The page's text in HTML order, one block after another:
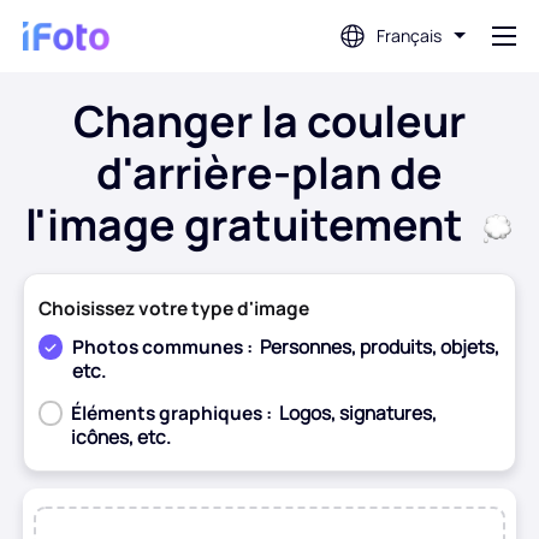
Français
Connex
AI Photo Editor
Suppression d'arrière-plan
Amélioration de la photo
Créateur de photos de profil
Créateur de photos de passeport
Changer la couleur
d'arrière-plan de
l'image gratuitement
Choisissez votre type d'image
Photos communes : Personnes, produits, objets,
etc.
Éléments graphiques : Logos, signatures,
icônes, etc.
Avant Après